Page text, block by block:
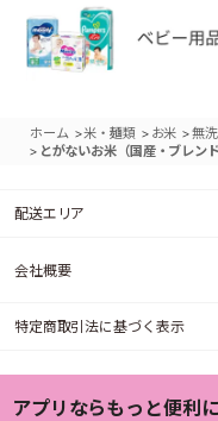
ホーム >米・麺類 > お米 >無
> とがないお米（国産・ブレ
配送エリア
会社概要
特定商取引法に基づく表示
アプリならもっと便利